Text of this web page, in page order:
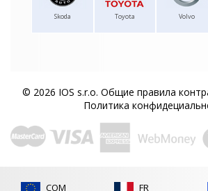
Skoda Toyota Volvo
© 2026 IOS s.r.o. Общие правила
Политика
COM FR